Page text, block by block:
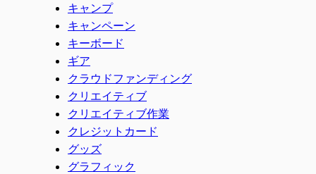
キャンプ
キャンペーン
キーボード
ギア
クラウドファンディング
クリエイティブ
クリエイティブ作業
クレジットカード
グッズ
グラフィック